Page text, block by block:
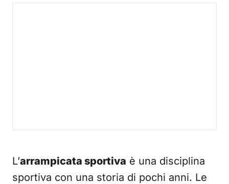
L’arrampicata sportiva è una disciplina
sportiva con una storia di pochi anni. Le